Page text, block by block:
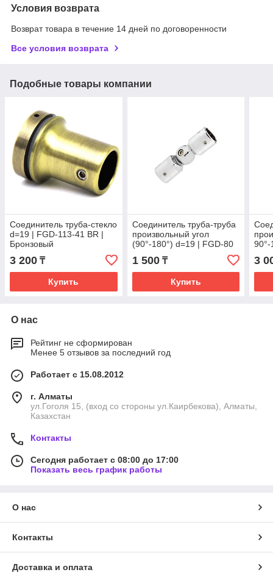
Условия возврата
Возврат товара в течение 14 дней по договоренности
Все условия возврата
Подобные товары компании
Соединитель труба-стекло
d=19 | FGD-113-41 BR |
Бронзовый
3 200 ₸
Купить
Соединитель труба-труба
произвольный угол
(90°-180°) d=19 | FGD-80
ZN/CR | Хром
1 500₸
Купить
3
О нас
Рейтинг не сформирован
Менее 5 отзывов за последний год
Работает с 15.08.2012
г. Алматы
ул.Гоголя 15, (вход со стороны ул.Каирбекова), Алматы,
Казахстан
Контакты
Сегодня работает с 08:00 до 17:00
Показать весь график работы
О нас
Контакты
Доставка и оплата